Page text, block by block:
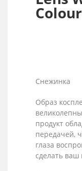
Снежинка
Образ
продукт
передачей,
глаза
сделать